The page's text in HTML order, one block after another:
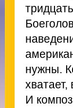
нужны.
И